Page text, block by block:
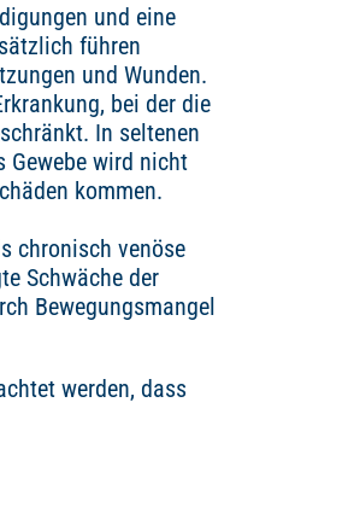
und eine
führen
und Wunden.
bei der die
In seltenen
Gewebe wird nicht
kommen.
chronisch venöse
Schwäche der
Bewegungsmangel
werden, dass